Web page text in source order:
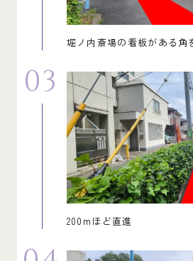
堀ノ内斎場の看板がある角
03
200mほど直進